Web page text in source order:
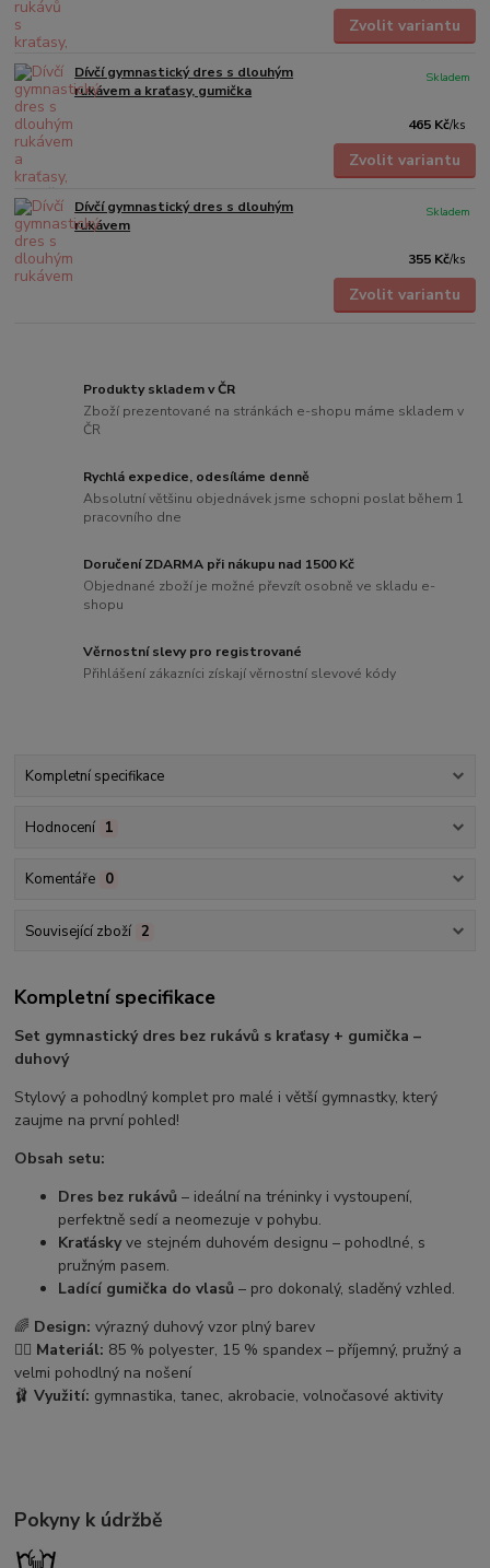
Zvolit variantu
Dívčí gymnastický dres s dlouhým
rukávem a kraťasy, gumička
465 Kč/ks
Skladem
Zvolit variantu
Dívčí gymnastický dres s dlouhým
rukávem
355 Kč/ks
Skladem
Zvolit variantu
Produkty skladem v ČR
Zboží prezentované na stránkách e-shopu máme skladem v
ČR
Rychlá expedice, odesíláme denně
Absolutní většinu objednávek jsme schopni poslat během 1
pracovního dne
Doručení ZDARMA při nákupu nad 1500 Kč
Objednané zboží je možné převzít osobně ve skladu e-
shopu
Věrnostní slevy pro registrované
Přihlášení zákazníci získají věrnostní slevové kódy
Kompletní specifikace
Hodnocení 1
Komentáře 0
Související zboží 2
Kompletní specifikace
Set gymnastický dres bez rukávů s kraťasy + gumička –
duhový
Stylový a pohodlný komplet pro malé i větší gymnastky, který
zaujme na první pohled!
Obsah setu:
Dres bez rukávů – ideální na tréninky i vystoupení,
perfektně sedí a neomezuje v pohybu.
Kraťáskyve stejném duhovém designu – pohodlné, s
pružným pasem.
Ladící gumička do vlasů – pro dokonalý, sladěný vzhled.
🌈 Design: výrazný duhový vzor plný barev
🧘‍♀️ Materiál: 85 % polyester, 15 % spandex – příjemný, pružný a
velmi pohodlný na nošení
🩰Využití: gymnastika, tanec, akrobacie, volnočasové aktivity
Pokyny k údržbě